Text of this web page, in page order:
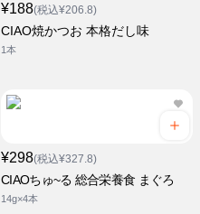
¥188(税込¥206.8)
CIAO焼かつお 本格だし味
1本
¥298(税込¥327.8)
CIAOちゅ~る 総合栄養食 まぐろ
14g×4本